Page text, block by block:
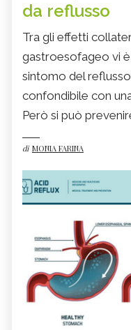
da reflusso
Tra gli effetti
gastroesofageo vi
sintomo del
confondibile con
Però si può
di MONIA FARINA